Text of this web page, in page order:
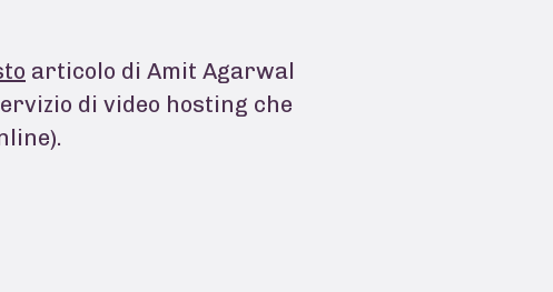
articolo di Amit Agarwal
di video hosting che